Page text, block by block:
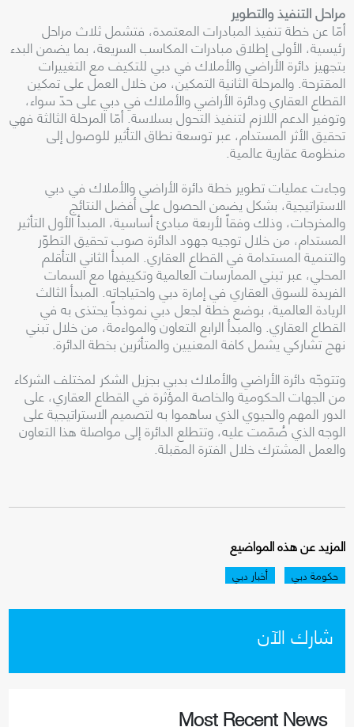
مراحل التنفيذ والتطوير
أمّا عن خطة تنفيذ المبادرات المعتمدة، فتشمل ثلاث مراحل
رئيسية، الأولى إطلاق مبادرات المكاسب السريعة، بما يضمن البدء
بتجهيز دائرة الأراضي والأملاك في دبي للتكيف مع التغييرات
المقترحة. والمرحلة الثانية التمكين، من خلال العمل على تمكين
القطاع العقاري ودائرة الأراضي والأملاك في دبي على حدّ سواء،
وتوفير الدعم اللازم لتنفيذ التحول بسلاسة. أمّا المرحلة الثالثة فهي
تحقيق الأثر المستدام، عبر توسعة نطاق التأثير للوصول إلى
منظومة عقارية عالمية.
وجاءت عمليات تطوير خطة دائرة الأراضي والأملاك في دبي
الاستراتيجية، بشكل يضمن الحصول على أفضل النتائج
والمخرجات، وذلك وفقاً لأربعة مبادئ أساسية، المبدأ الأول التأثير
المستدام، من خلال توجيه جهود الدائرة صوب تحقيق التطوّر
والتنمية المستدامة في القطاع العقاري. المبدأ الثاني التأقلم
المحلي، عبر تبني الممارسات العالمية وتكييفها مع السمات
الفريدة للسوق العقاري في إمارة دبي واحتياجاته. المبدأ الثالث
الريادة العالمية، بوضع خطة لجعل دبي نموذجاً يحتذى به في
القطاع العقاري. والمبدأ الرابع التعاون والمواءمة، من خلال تبني
نهج تشاركي يشمل كافة المعنيين والمتأثرين بخطة الدائرة.
وتتوجّه دائرة الأراضي والأملاك بدبي بجزيل الشكر لمختلف الشركاء
من الجهات الحكومية والخاصة المؤثرة في القطاع العقاري، على
الدور المهم والحيوي الذي ساهموا به لتصميم الاستراتيجية على
الوجه الذي صُمّمت عليه، وتتطلع الدائرة إلى مواصلة هذا التعاون
والعمل المشترك خلال الفترة المقبلة.
المزيد عن هذه المواضيع
حكومة دبي أخبار دبي
شارك الآن
Most Recent News